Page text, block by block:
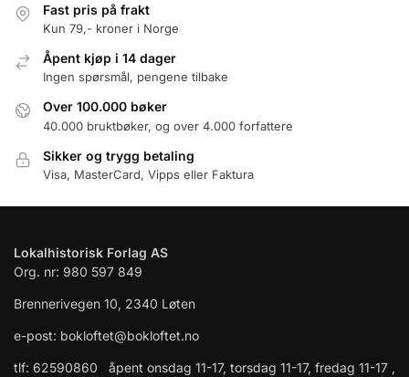
Fast pris på frakt
Kun 79,- kroner i Norge
Åpent kjøp i 14 dager
Ingen spørsmål, pengene tilbake
Over 100.000 bøker
40.000 bruktbøker, og over 4.000 forfattere
Sikker og trygg betaling
Visa, MasterCard, Vipps eller Faktura
Lokalhistorisk Forlag AS
Org. nr: 980 597 849
Brennerivegen 10, 2340 Løten
e-post: bokloftet@bokloftet.no
tlf: 62590860 åpent onsdag 11-17, torsdag 11-17, fredag 11-17 ,